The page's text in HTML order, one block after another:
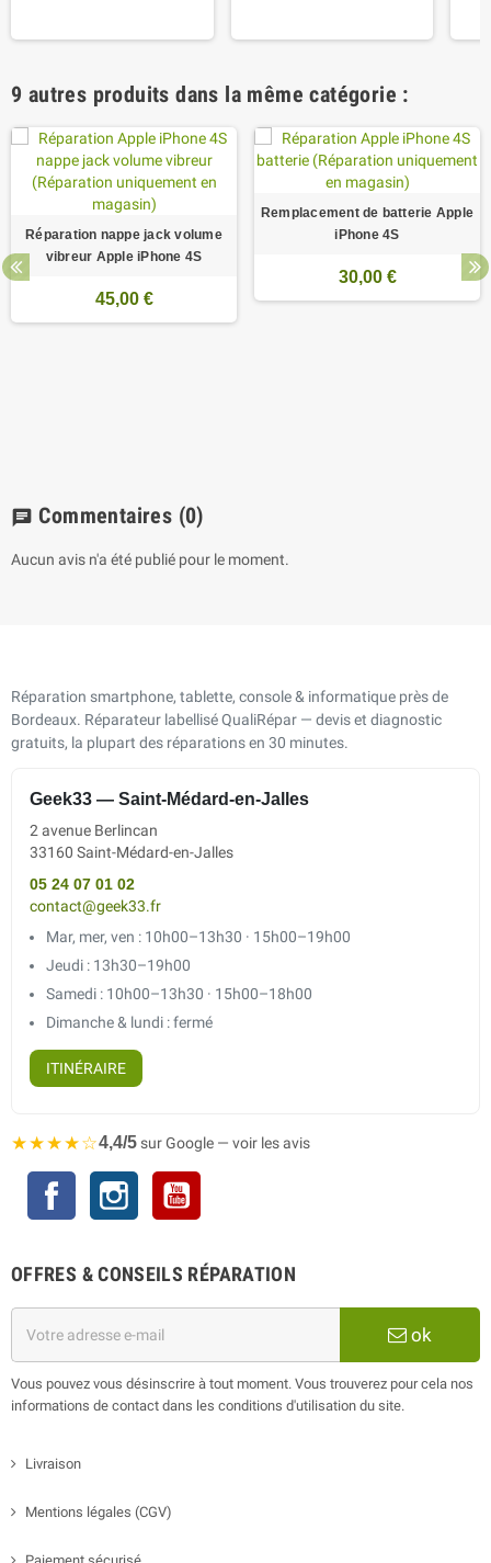
9 autres produits dans la même catégorie :
Réparation nappe jack volume
vibreur Apple iPhone 4S
45,00 €
Remplacement de batterie Apple
iPhone 4S
30,00 €
chat Commentaires (0)
Aucun avis n'a été publié pour le moment.
Réparation smartphone, tablette, console & informatique près de
Bordeaux. Réparateur labellisé QualiRépar — devis et diagnostic
gratuits, la plupart des réparations en 30 minutes.
Geek33 — Saint-Médard-en-Jalles
2 avenue Berlincan
33160 Saint-Médard-en-Jalles
05 24 07 01 02
contact@geek33.fr
Mar, mer, ven : 10h00–13h30 · 15h00–19h00
Jeudi : 13h30–19h00
Samedi : 10h00–13h30 · 15h00–18h00
Dimanche & lundi : fermé
ITINÉRAIRE
★★★★☆4,4/5sur Google — voir les avis
Facebook Instagram
OFFRES & CONSEILS RÉPARATION
ok
Vous pouvez vous désinscrire à tout moment. Vous trouverez pour cela nos
informations de contact dans les conditions d'utilisation du site.
Livraison
Mentions légales (CGV)